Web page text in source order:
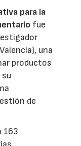
para la
fue
una
productos
de
163